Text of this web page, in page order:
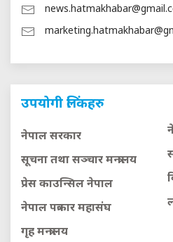
उपयोगी लिंकहरु
नेपाल सरकार
सूचना तथा सञ्चार मन्त्रालय
प्रेस काउन्सिल नेपाल
नेपाल पत्रकार महासंघ
गृह मन्त्रालय